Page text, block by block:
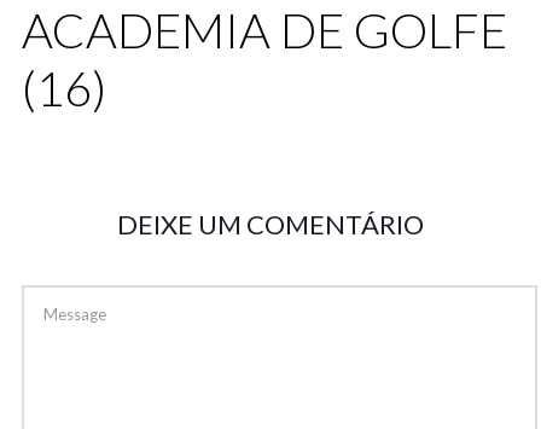
ACADEMIA DE GOLFE
(16)
DEIXE UM COMENTÁRIO